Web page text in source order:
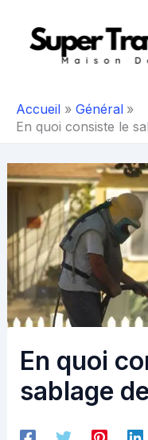
contenu
Accueil
Général
En quoi consiste le
En quoi
sablage